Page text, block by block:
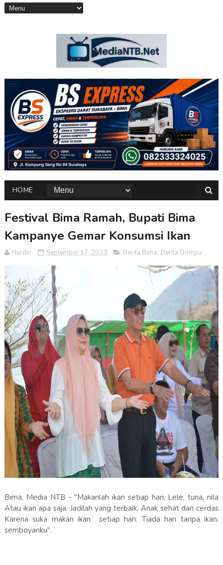
HOME
Festival Bima Ramah, Bupati Bima
Kampanye Gemar Konsumsi Ikan
Nurdin September 17, 2023 Berita Bima, Berita Dompu
Bima, Media NTB - "Makanlah ikan setiap hari, Lele, tuna, nila
Atau ikan apa saja. Jadilah yang terbaik, Anak sehat dan cerdas
Karena suka makan ikan setiap hari. Tiada hari tanpa ikan,
semboyanku".